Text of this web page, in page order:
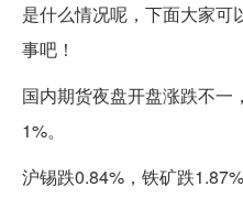
是什么情况呢，下面大家可
事吧！
国内期货夜盘开盘涨跌不一
1%。
沪锡跌0.84%，铁矿跌